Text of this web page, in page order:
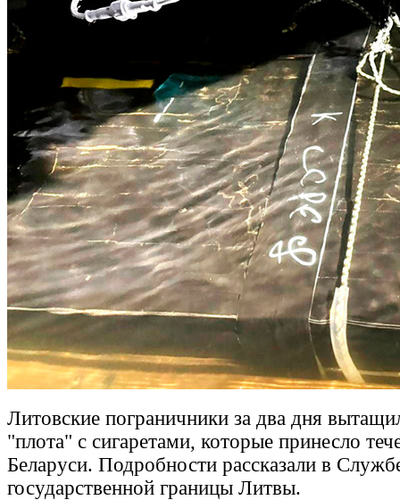
Литовские пограничники за два дня
"плота" с сигаретами, которые принесло
Беларуси. Подробности рассказали в
государственной границы Литвы.